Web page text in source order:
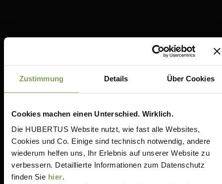
Zustimmung Details Über Cookies
Cookies machen einen Unterschied. Wirklich.
Die HUBERTUS Website nutzt, wie fast alle Websites,
Cookies und Co. Einige sind technisch notwendig, andere
wiederum helfen uns, Ihr Erlebnis auf unserer Website zu
verbessern. Detaillierte Informationen zum Datenschutz
finden Sie hier.